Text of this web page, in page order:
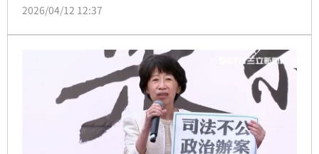
黨主政下的台灣，寫清楚說明白，看他們是如何用司法
2026/04/12 12:37